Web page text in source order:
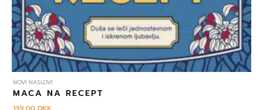
NOVI NASLOVI
MACA NA RECEPT